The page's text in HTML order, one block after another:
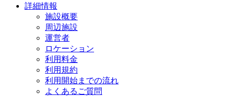
詳細情報
施設概要
周辺施設
運営者
ロケーション
利用料金
利用規約
利用開始までの流れ
よくあるご質問